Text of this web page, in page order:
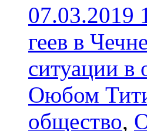
07.03.2019
геев в
ситуации в
Оюбом
общество,